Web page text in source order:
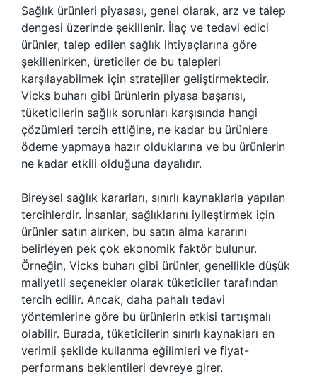
Sağlık ürünleri piyasası, genel olarak, arz ve talep
dengesi üzerinde şekillenir. İlaç ve tedavi edici
ürünler, talep edilen sağlık ihtiyaçlarına göre
şekillenirken, üreticiler de bu talepleri
karşılayabilmek için stratejiler geliştirmektedir.
Vicks buharı gibi ürünlerin piyasa başarısı,
tüketicilerin sağlık sorunları karşısında hangi
çözümleri tercih ettiğine, ne kadar bu ürünlere
ödeme yapmaya hazır olduklarına ve bu ürünlerin
ne kadar etkili olduğuna dayalıdır.
Bireysel sağlık kararları, sınırlı kaynaklarla yapılan
tercihlerdir. İnsanlar, sağlıklarını iyileştirmek için
ürünler satın alırken, bu satın alma kararını
belirleyen pek çok ekonomik faktör bulunur.
Örneğin, Vicks buharı gibi ürünler, genellikle düşük
maliyetli seçenekler olarak tüketiciler tarafından
tercih edilir. Ancak, daha pahalı tedavi
yöntemlerine göre bu ürünlerin etkisi tartışmalı
olabilir. Burada, tüketicilerin sınırlı kaynakları en
verimli şekilde kullanma eğilimleri ve fiyat-
performans beklentileri devreye girer.